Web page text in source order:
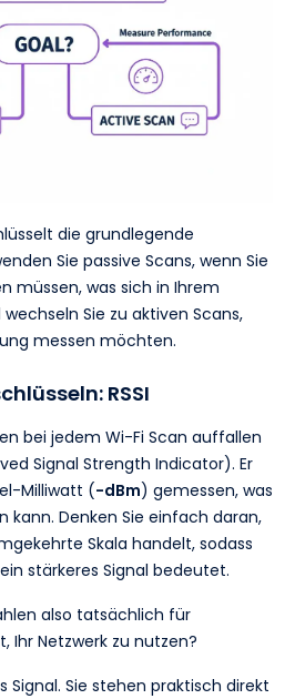
die grundlegende
Sie passive Scans, wenn Sie
müssen, was sich in Ihrem
Sie zu aktiven Scans,
messen möchten.
RSSI
bei jedem Wi-Fi Scan auffallen
Signal Strength Indicator). Er
Milliwatt (-dBm) gemessen, was
kann. Denken Sie einfach daran,
Skala handelt, sodass
stärkeres Signal bedeutet.
also tatsächlich für
Ihr Netzwerk zu nutzen?
Signal. Sie stehen praktisch direkt